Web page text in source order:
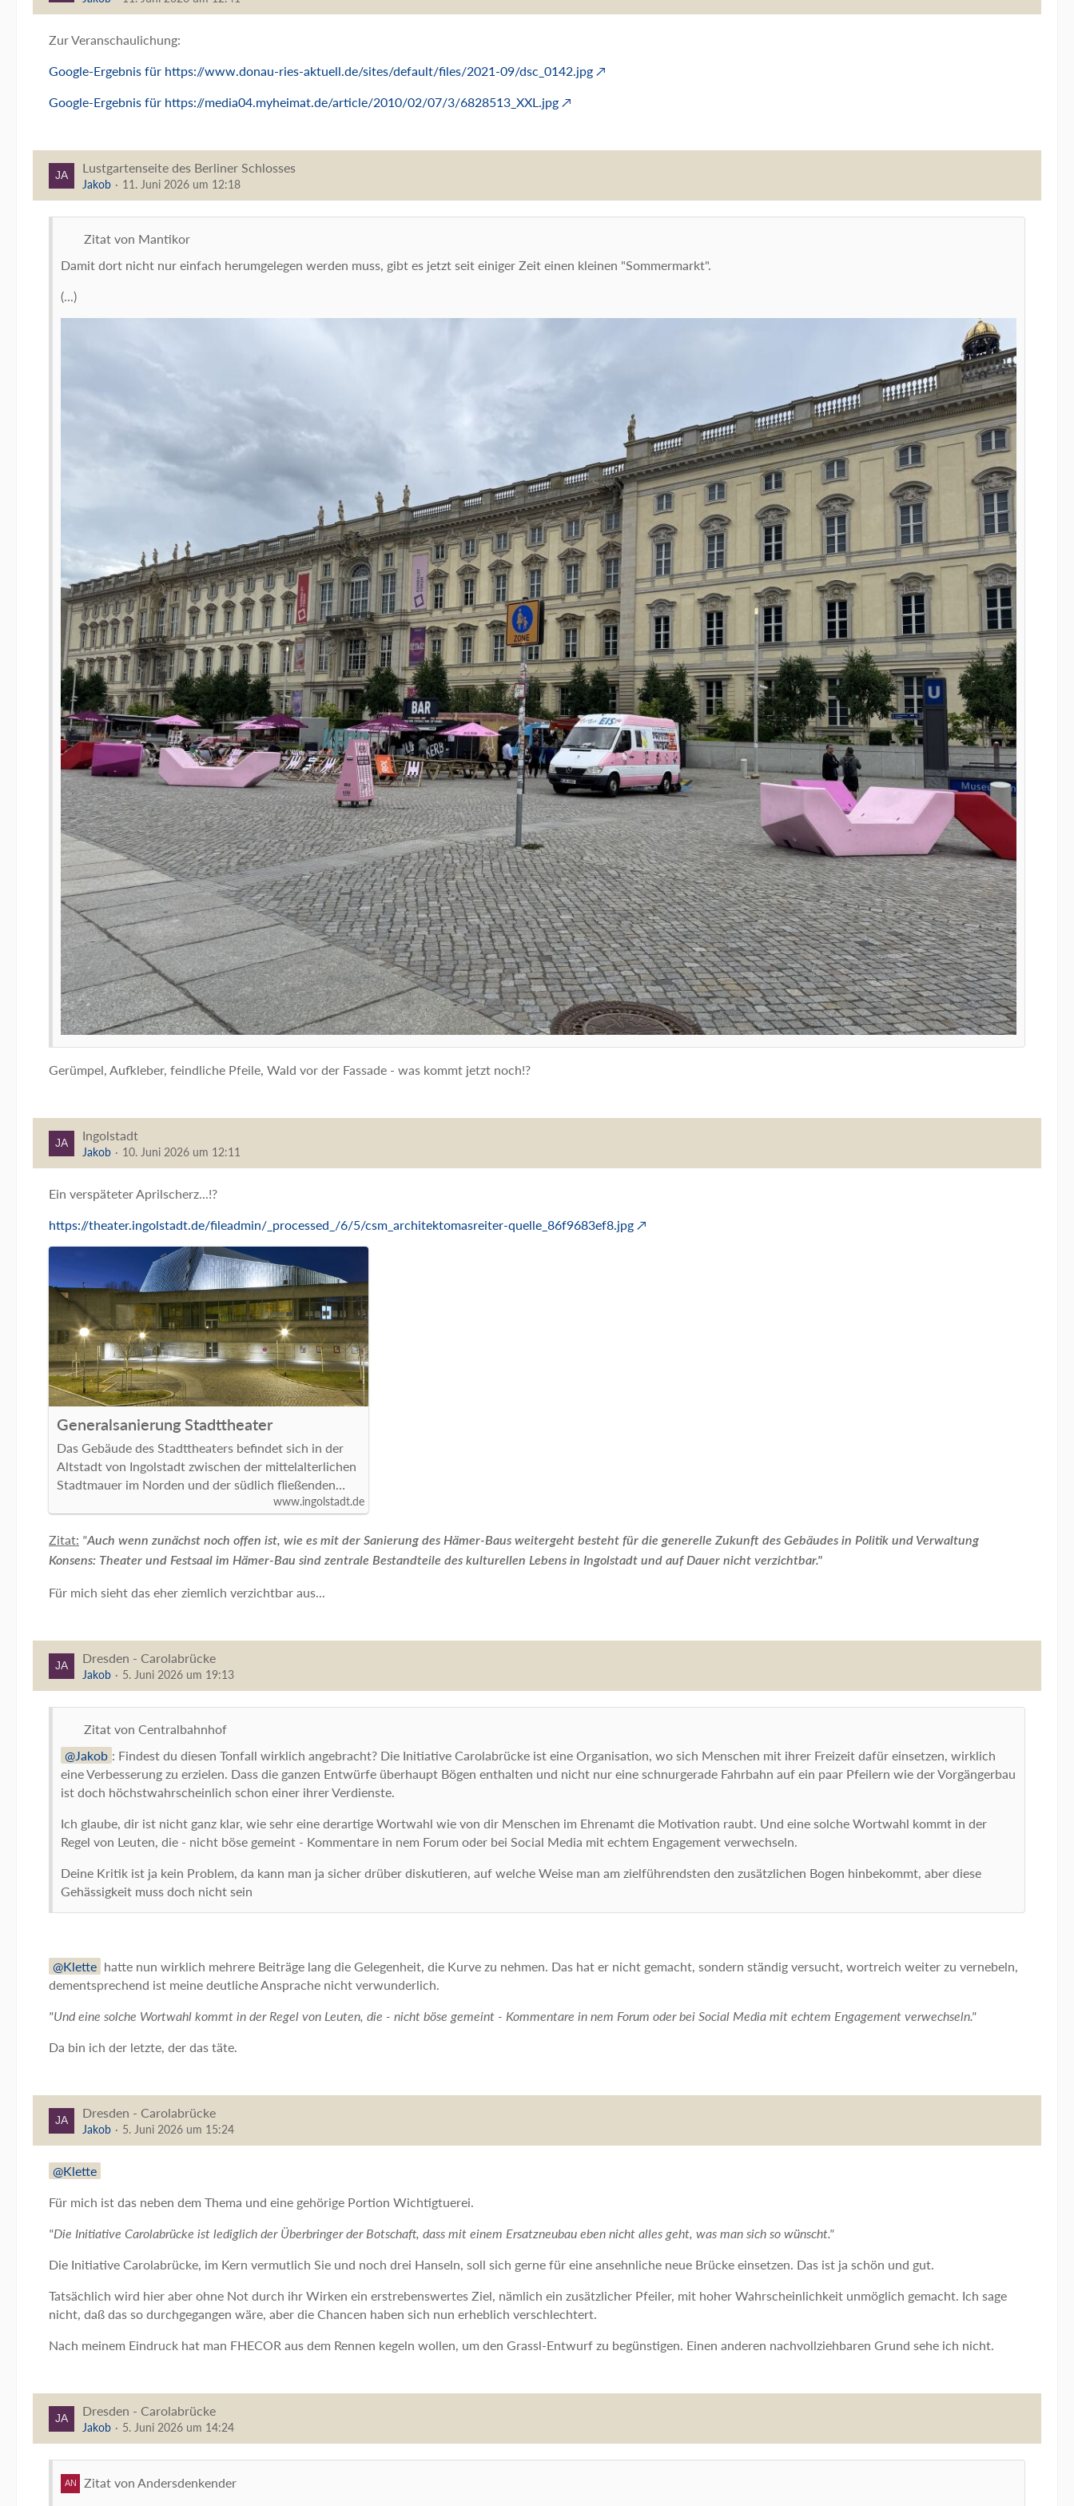
Zur Veranschaulichung:
Google-Ergebnis für https://www.donau-ries-aktuell.de/sites/default/files/2021-09/dsc_0142.jpg
Google-Ergebnis für https://media04.myheimat.de/article/2010/02/07/3/6828513_XXL.jpg
Lustgartenseite des Berliner Schlosses
Jakob 11. Juni 2026 um 12:18
Zitat von Mantikor
Damit dort nicht nur einfach herumgelegen werden muss, gibt es jetzt seit einiger Zeit einen kleinen "Sommermarkt".
(...)
Gerümpel, Aufkleber, feindliche Pfeile, Wald vor der Fassade - was kommt jetzt noch!?
Ingolstadt
Jakob 10. Juni 2026 um 12:11
Ein verspäteter Aprilscherz...!?
https://theater.ingolstadt.de/fileadmin/_processed_/6/5/csm_architektomasreiter-quelle_86f9683ef8.jpg
Generalsanierung Stadttheater
Das Gebäude des Stadttheaters befindet sich in der
Altstadt von Ingolstadt zwischen der mittelalterlichen
Stadtmauer im Norden und der südlich fließenden…
www.ingolstadt.de
Zitat: "Auch wenn zunächst noch offen ist, wie es mit der Sanierung des Hämer-Baus weitergeht besteht für die generelle Zukunft des Gebäudes in Politik und Verwaltung
Konsens: Theater und Festsaal im Hämer-Bau sind zentrale Bestandteile des kulturellen Lebens in Ingolstadt und auf Dauer nicht verzichtbar."
Für mich sieht das eher ziemlich verzichtbar aus...
Dresden - Carolabrücke
Jakob 5. Juni 2026 um 19:13
Zitat von Centralbahnhof
Jakob : Findest du diesen Tonfall wirklich angebracht? Die Initiative Carolabrücke ist eine Organisation, wo sich Menschen mit ihrer Freizeit dafür einsetzen, wirklich
eine Verbesserung zu erzielen. Dass die ganzen Entwürfe überhaupt Bögen enthalten und nicht nur eine schnurgerade Fahrbahn auf ein paar Pfeilern wie der Vorgängerbau
ist doch höchstwahrscheinlich schon einer ihrer Verdienste.
Ich glaube, dir ist nicht ganz klar, wie sehr eine derartige Wortwahl wie von dir Menschen im Ehrenamt die Motivation raubt. Und eine solche Wortwahl kommt in der
Regel von Leuten, die - nicht böse gemeint - Kommentare in nem Forum oder bei Social Media mit echtem Engagement verwechseln.
Deine Kritik ist ja kein Problem, da kann man ja sicher drüber diskutieren, auf welche Weise man am zielführendsten den zusätzlichen Bogen hinbekommt, aber diese
Gehässigkeit muss doch nicht sein
Klette hatte nun wirklich mehrere Beiträge lang die Gelegenheit, die Kurve zu nehmen. Das hat er nicht gemacht, sondern ständig versucht, wortreich weiter zu vernebeln,
dementsprechend ist meine deutliche Ansprache nicht verwunderlich.
"Und eine solche Wortwahl kommt in der Regel von Leuten, die - nicht böse gemeint - Kommentare in nem Forum oder bei Social Media mit echtem Engagement verwechseln."
Da bin ich der letzte, der das täte.
Dresden - Carolabrücke
Jakob 5. Juni 2026 um 15:24
Klette
Für mich ist das neben dem Thema und eine gehörige Portion Wichtigtuerei.
"Die Initiative Carolabrücke ist lediglich der Überbringer der Botschaft, dass mit einem Ersatzneubau eben nicht alles geht, was man sich so wünscht."
Die Initiative Carolabrücke, im Kern vermutlich Sie und noch drei Hanseln, soll sich gerne für eine ansehnliche neue Brücke einsetzen. Das ist ja schön und gut.
Tatsächlich wird hier aber ohne Not durch ihr Wirken ein erstrebenswertes Ziel, nämlich ein zusätzlicher Pfeiler, mit hoher Wahrscheinlichkeit unmöglich gemacht. Ich sage
nicht, daß das so durchgegangen wäre, aber die Chancen haben sich nun erheblich verschlechtert.
Nach meinem Eindruck hat man FHECOR aus dem Rennen kegeln wollen, um den Grassl-Entwurf zu begünstigen. Einen anderen nachvollziehbaren Grund sehe ich nicht.
Dresden - Carolabrücke
Jakob 5. Juni 2026 um 14:24
Zitat von Andersdenkender